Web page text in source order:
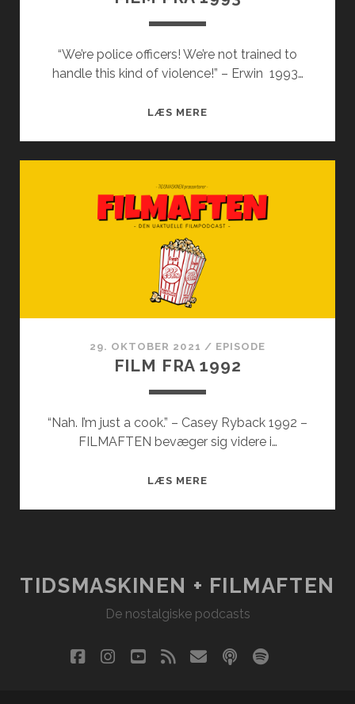
“We’re police officers! We’re not trained to
handle this kind of violence!” – Erwin 1993…
LÆS MERE
29. OKTOBER 2021 / EPISODE
FILM FRA 1992
“Nah. I’m just a cook.” – Casey Ryback 1992 –
FILMAFTEN bevæger sig videre i…
LÆS MERE
TIDSMASKINEN + FILMAFTEN
De nostalgiske podcasts
facebookinstagram
youtube
rss emailpodcastspotify